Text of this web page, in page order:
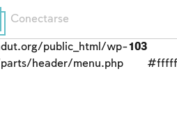
Conectarse
public_html/wp-
header/menu.php
103